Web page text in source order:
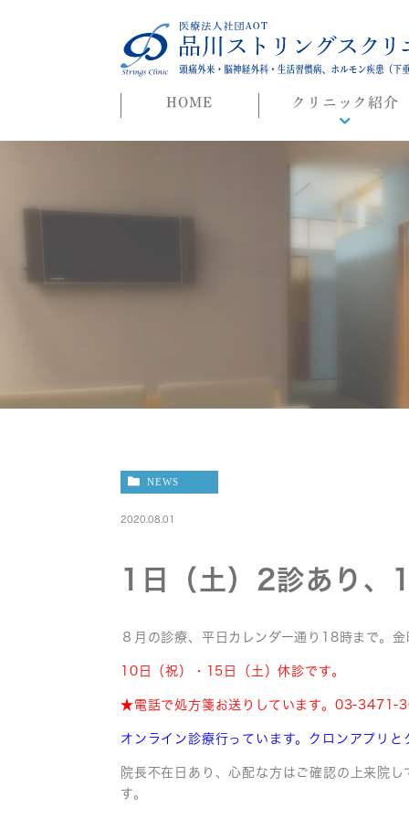
HOME クリニック紹介
院長ごあいさつ
迷惑行為に対する当院
NEWS
2020.08.01
1日（土）2診あり、
８月の診療、平日カレンダー通り18時まで。
10日（祝）・15日（土）休診です。
★電話で処方箋お送りしています。03-3471-
オンライン診療行っています。クロンアプリ
院長不在日あり、心配な方はご確認の上来院
す。